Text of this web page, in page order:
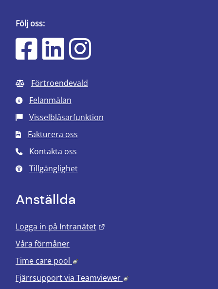
Följ oss:
Förtroendevald
Felanmälan
Visselblåsarfunktion
Fakturera oss
Kontakta oss
Tillgänglighet
Anställda
Logga in på Intranätet
Våra förmåner
Time care pool
Länk till annan webbplats, öppnas i
Fjärrsupport via Teamviewer Länk till annan